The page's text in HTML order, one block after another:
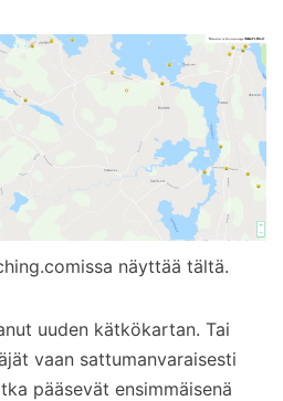
näyttää tältä.
uuden kätkökartan. Tai
vaan sattumanvaraisesti
pääsevät ensimmäisenä